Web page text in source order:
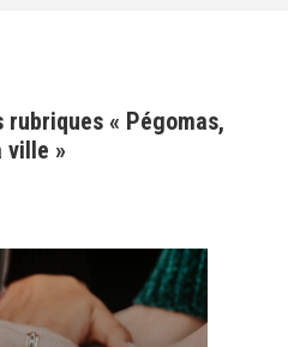
« Pégomas,
ville »